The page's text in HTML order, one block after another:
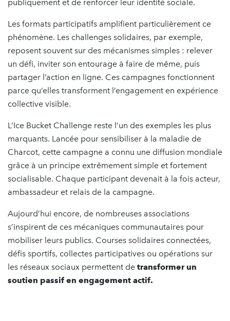
publiquement et de renforcer leur identité sociale.
Les formats participatifs amplifient particulièrement ce
phénomène. Les challenges solidaires, par exemple,
reposent souvent sur des mécanismes simples : relever
un défi, inviter son entourage à faire de même, puis
partager l’action en ligne. Ces campagnes fonctionnent
parce qu’elles transforment l’engagement en expérience
collective visible.
L’Ice Bucket Challenge reste l’un des exemples les plus
marquants. Lancée pour sensibiliser à la maladie de
Charcot, cette campagne a connu une diffusion mondiale
grâce à un principe extrêmement simple et fortement
socialisable. Chaque participant devenait à la fois acteur,
ambassadeur et relais de la campagne.
Aujourd’hui encore, de nombreuses associations
s’inspirent de ces mécaniques communautaires pour
mobiliser leurs publics. Courses solidaires connectées,
défis sportifs, collectes participatives ou opérations sur
les réseaux sociaux permettent de transformer un
soutien passif en engagement actif.